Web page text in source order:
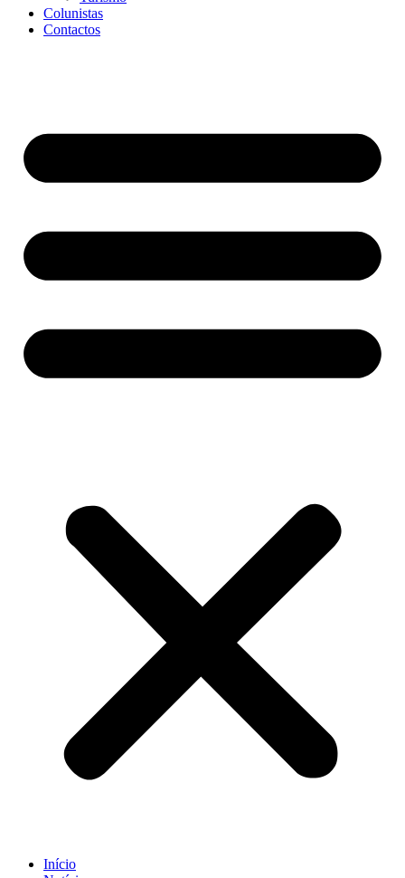
Colunistas
Contactos
Início